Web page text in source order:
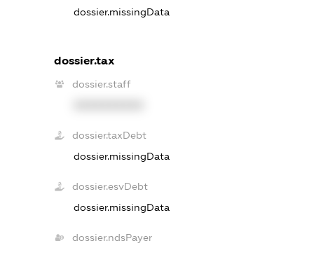
dossier.missingData
dossier.tax
dossier.staff
dossier.taxDebt
dossier.missingData
dossier.esvDebt
dossier.missingData
dossier.ndsPayer